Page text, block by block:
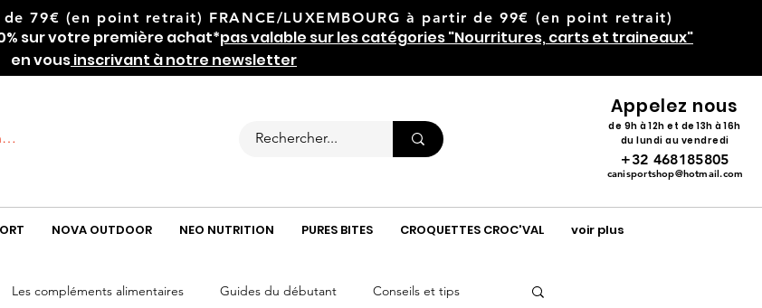
79€ (en point retrait) FRANCE/LUXEMBOURG à partir de 99€ (en point retrait)
sur votre première achat*pas valable sur les catégories "Nourritures, carts et traineaux"
en vousinscrivant à notre newsletter
Appelez nous
de 9h à 12h et de 13h à 16h
du lundi au vendredi
+32 468185805
canisportshop@hotmail.com
NOVA OUTDOOR NEO NUTRITION PURES BITES CROQUETTES CROC'VAL voir plus
Les compléments alimentaires Guides du débutant Conseils et tips